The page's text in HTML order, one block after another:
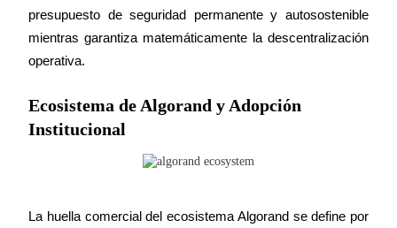
presupuesto de seguridad permanente y autosostenible
mientras garantiza matemáticamente la descentralización
operativa.
Ecosistema de Algorand y Adopción
Institucional
La huella comercial del ecosistema Algorand se define por